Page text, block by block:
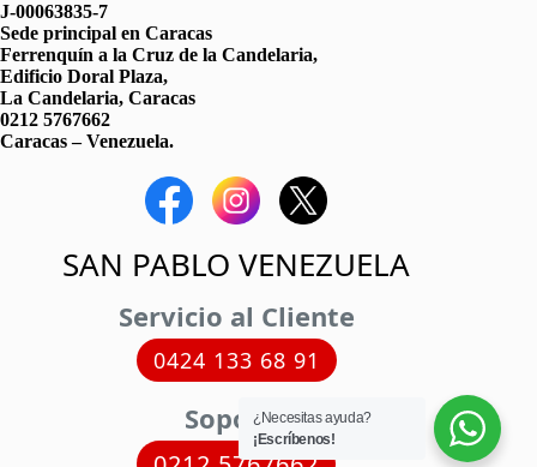
J-00063835-7
Sede principal en Caracas
Ferrenquín a la Cruz de la Candelaria,
Edificio Doral Plaza,
La Candelaria, Caracas
0212 5767662
Caracas – Venezuela.
SAN PABLO VENEZUELA
Servicio al Cliente
0424 133 68 91
Soporte¿Necesitas ayuda?
¡Escríbenos!